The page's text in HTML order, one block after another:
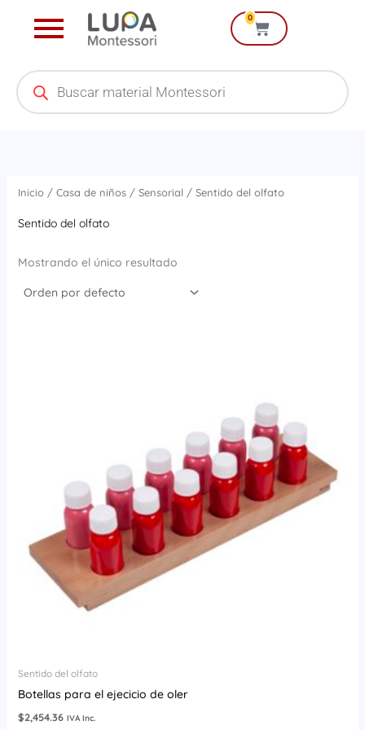
0
Cart
Products
search
Inicio/ Casa de niños/ Sensorial / Sentido del olfato
Sentido del olfato
Mostrando el único resultado
Sentido del olfato
Botellas para el ejecicio de oler
$2,454.36 IVA Inc.